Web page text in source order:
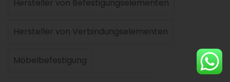
Hersteller von Befestigungselementen
Hersteller von Verbindungselementen
Möbelbefestigung